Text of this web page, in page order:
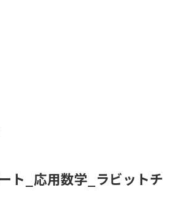
ト_応用数学_ラビットチ